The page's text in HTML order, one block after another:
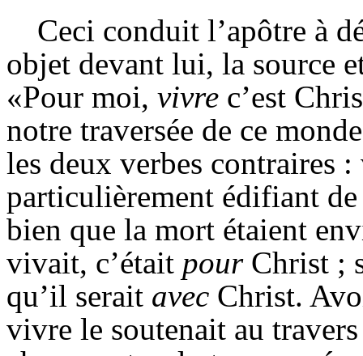
Ceci conduit l’apôtre à
objet devant lui, la source
«Pour moi, vivre c’est
notre traversée de ce
les deux verbes contraires
particulièrement édifiant
bien que la mort étaient
vivait, c’était pourChrist ;
qu’il serait avec Christ.
vivre le soutenait au